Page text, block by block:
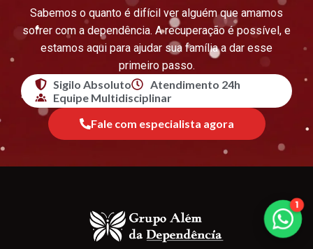
Sabemos o quanto é difícil ver alguém que amamos
sofrer com a dependência. A recuperação é possível, e
estamos aqui para ajudar sua família a dar esse
primeiro passo.
Sigilo Absoluto
Atendimento 24h
Equipe Multidisciplinar
Fale com especialista agora
1